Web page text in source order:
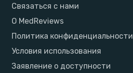
Связаться с нами
О MedReviews
Политика конфиденциальности
Условия использования
Заявление о доступности